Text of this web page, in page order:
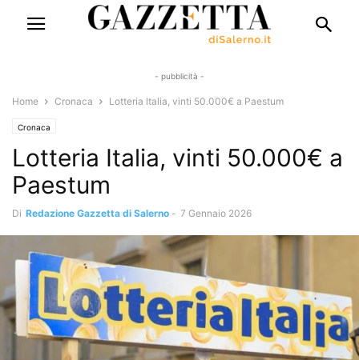
- pubblicità -
Home Cronaca Lotteria Italia, vinti 50.000€ a Paestum
Cronaca
Lotteria Italia, vinti 50.000€ a
Paestum
Di Redazione Gazzetta di Salerno - 7 Gennaio 2026